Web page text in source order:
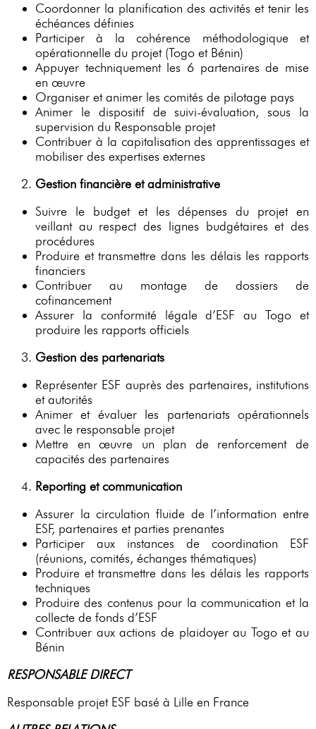
Coordonner la planification des activités et tenir les
échéances définies
Participer à la cohérence méthodologique et
opérationnelle du projet (Togo et Bénin)
Appuyer techniquement les 6 partenaires de mise
en œuvre
Organiser et animer les comités de pilotage pays
Animer le dispositif de suivi-évaluation, sous la
supervision du Responsable projet
Contribuer à la capitalisation des apprentissages et
mobiliser des expertises externes
Gestion financière et administrative
Suivre le budget et les dépenses du projet en
veillant au respect des lignes budgétaires et des
procédures
Produire et transmettre dans les délais les rapports
financiers
Contribuer au montage de dossiers de
cofinancement
Assurer la conformité légale d’ESF au Togo et
produire les rapports officiels
Gestion des partenariats
Représenter ESF auprès des partenaires, institutions
et autorités
Animer et évaluer les partenariats opérationnels
avec le responsable projet
Mettre en œuvre un plan de renforcement de
capacités des partenaires
Reporting et communication
Assurer la circulation fluide de l’information entre
ESF, partenaires et parties prenantes
Participer aux instances de coordination ESF
(réunions, comités, échanges thématiques)
Produire et transmettre dans les délais les rapports
techniques
Produire des contenus pour la communication et la
collecte de fonds d’ESF
Contribuer aux actions de plaidoyer au Togo et au
Bénin
RESPONSABLE DIRECT
Responsable projet ESF basé à Lille en France